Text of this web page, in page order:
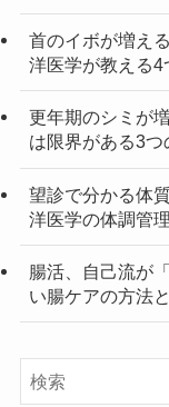
首のイボが増え
洋医学が教える
更年期のシミが
は限界がある3つ
望診で分かる体
洋医学の体調管
腸活、自己流が
い腸ケアの方法